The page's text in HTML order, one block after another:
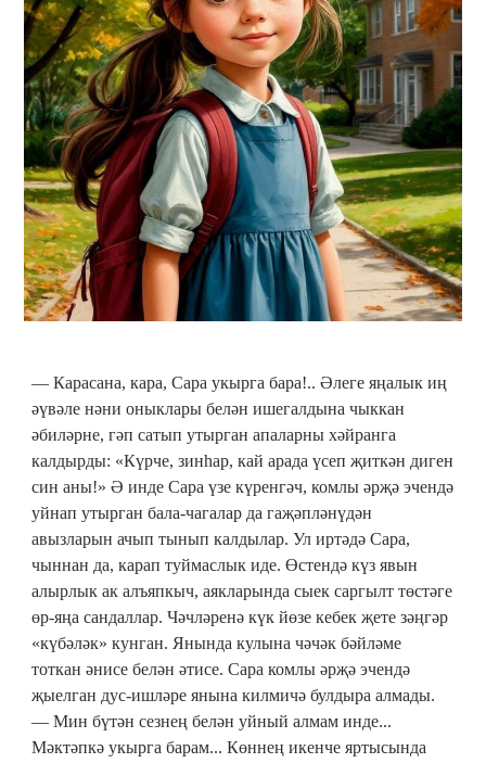
— Карасана, кара, Сара укырга бара!.. Әлеге яңалык иң
әүвәле нәни оныклары белән ишегалдына чыккан
әбиләрне, гәп сатып утырган апаларны хәйранга
калдырды: «Күрче, зинһар, кай арада үсеп җиткән диген
син аны!» Ә инде Сара үзе күренгәч, комлы әрҗә эчендә
уйнап утырган бала-чагалар да гаҗәпләнүдән
авызларын ачып тынып калдылар. Ул иртәдә Сара,
чыннан да, карап туймаслык иде. Өстендә күз явын
алырлык ак алъяпкыч, аякларында сыек саргылт төстәге
өр-яңа сандаллар. Чәчләренә күк йөзе кебек җете зәңгәр
«күбәләк» кунган. Янында кулына чәчәк бәйләме
тоткан әнисе белән әтисе. Сара комлы әрҗә эчендә
җыелган дус-ишләре янына килмичә булдыра алмады.
— Мин бүтән сезнең белән уйный алмам инде...
Мәктәпкә укырга барам... Көннең икенче яртысында